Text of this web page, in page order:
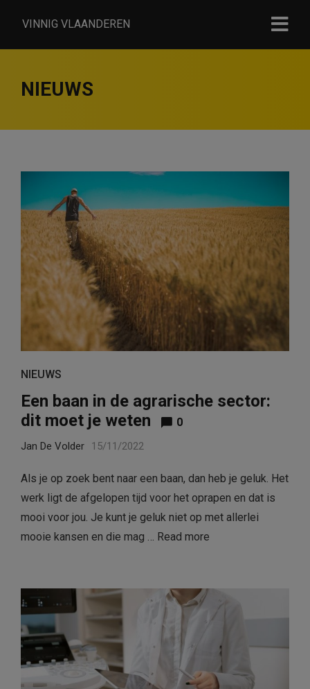
VINNIG VLAANDEREN
NIEUWS
NIEUWS
Een baan in de agrarische sector:
dit moet je weten
0
Jan De Volder 15/11/2022
Als je op zoek bent naar een baan, dan heb je geluk. Het
werk ligt de afgelopen tijd voor het oprapen en dat is
mooi voor jou. Je kunt je geluk niet op met allerlei
mooie kansen en die mag … Read more